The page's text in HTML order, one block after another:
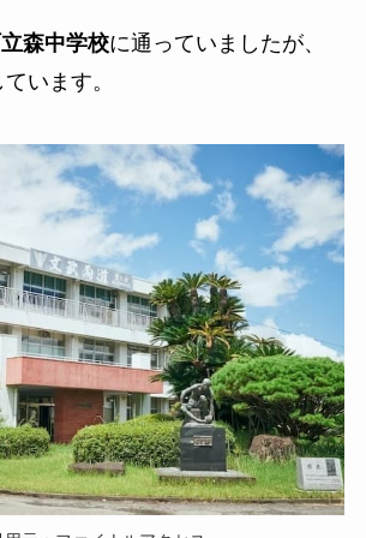
森中学校に通っていましたが、
います。